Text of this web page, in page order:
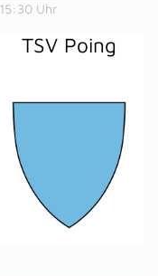
15:30 Uhr
TSV Poing